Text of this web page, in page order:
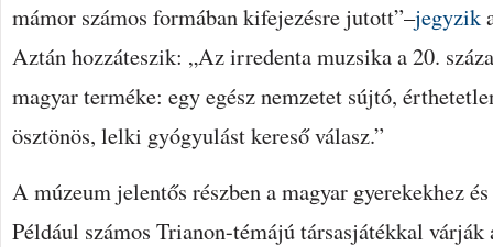
mámor számos formában kifejezésre jutott”–jegyzik
Aztán hozzáteszik: „Az irredenta muzsika a 20.
magyar terméke: egy egész nemzetet sújtó,
ösztönös, lelki gyógyulást kereső válasz.”
A múzeum jelentős részben a magyar gyerekekhez
Például számos Trianon-témájú társasjátékkal várják